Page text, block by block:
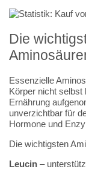
Die
Essenzielle
Körper nicht selbst
Ernährung
unverzichtbar für
Hormone und
Die wichtigsten
Leucin –